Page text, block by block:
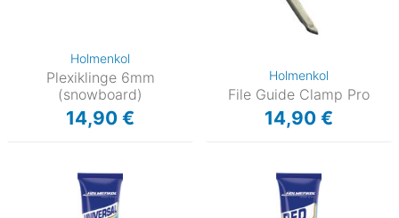
Holmenkol
Plexiklinge 6mm
(snowboard)
14,90 €
Holmenkol
File Guide Clamp Pro
14,90 €